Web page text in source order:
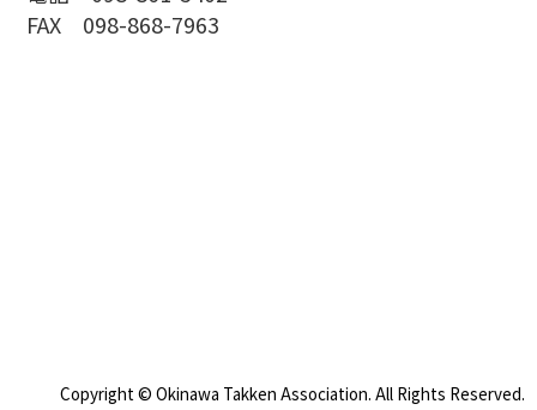
FAX 098-868-7963
Copyright © Okinawa Takken Association. All Rights Reserved.